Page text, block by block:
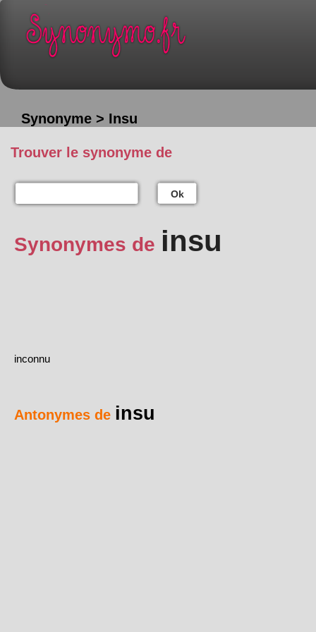
Synonyme > Insu
Trouver le synonyme de
Ok
Synonymes de insu
inconnu
Antonymes de insu